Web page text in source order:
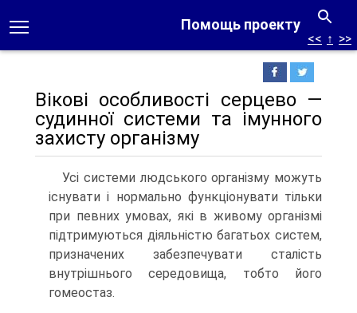
Помощь проекту
<< ↑ >>
Вікові особливості серцево —
судинної системи та імунного
захисту організму
Усі системи людського організму можуть
існувати і нормально функціонувати тільки
при певних умовах, які в живому організмі
підтримуються діяльністю багатьох систем,
призначених забезпечувати сталість
внутрішнього середовища, тобто його
гомеостаз.